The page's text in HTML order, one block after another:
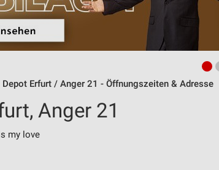
Depot Erfurt / Anger 21 - Öffnungszeiten & Adresse
Anger 21
my love